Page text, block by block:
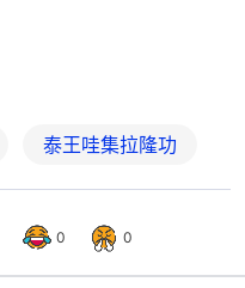
泰王哇集拉隆功
0 0